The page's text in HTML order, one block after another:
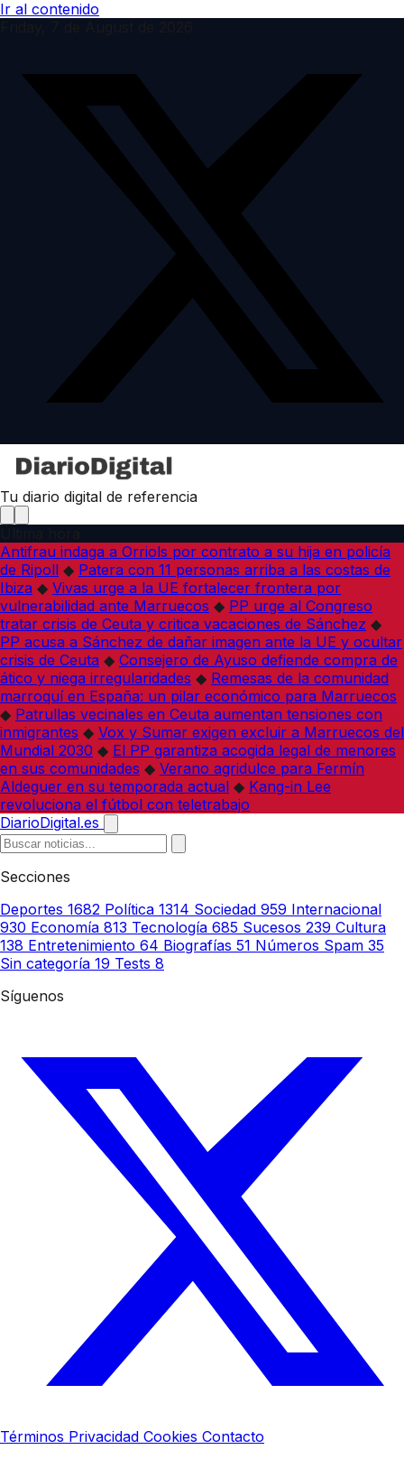
Ir al contenido
Tu diario digital de referencia
Antifrau indaga a Orriols por contrato a su hija en policía
de Ripoll ◆ Patera con 11 personas arriba a las costas de
Ibiza ◆ Vivas urge a la UE fortalecer frontera por
vulnerabilidad ante Marruecos ◆ PP urge al Congreso
tratar crisis de Ceuta y critica vacaciones de Sánchez ◆
PP acusa a Sánchez de dañar imagen ante la UE y ocultar
crisis de Ceuta ◆ Consejero de Ayuso defiende compra de
ático y niega irregularidades ◆ Remesas de la comunidad
marroquí en España: un pilar económico para Marruecos
◆ Patrullas vecinales en Ceuta aumentan tensiones con
inmigrantes ◆ Vox y Sumar exigen excluir a Marruecos del
Mundial 2030 ◆ El PP garantiza acogida legal de menores
en sus comunidades ◆ Verano agridulce para Fermín
Aldeguer en su temporada actual ◆ Kang-in Lee
revoluciona el fútbol con teletrabajo
DiarioDigital.es
Secciones
Deportes 1682 Política 1314 Sociedad 959 Internacional
930 Economía 813 Tecnología 685 Sucesos 239 Cultura
138 Entretenimiento 64 Biografías 51 Números Spam 35
Sin categoría 19 Tests 8
Síguenos
Términos Privacidad Cookies Contacto